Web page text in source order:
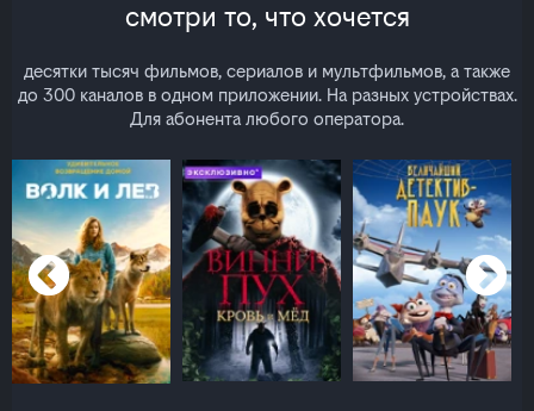
смотри то, что хочется
десятки тысяч фильмов, сериалов и мультфильмов, а также
до 300 каналов в одном приложении. На разных устройствах.
Для абонента любого оператора.